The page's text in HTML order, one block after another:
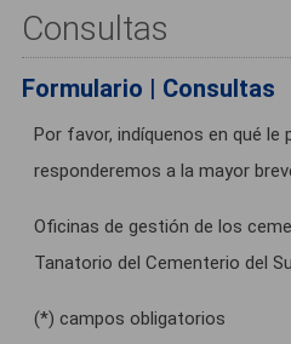
Consultas
Formulario | Consultas
Por favor, indíquenos en qué le
responderemos a la mayor
Oficinas de gestión de los
Tanatorio del Cementerio del
(*) campos obligatorios